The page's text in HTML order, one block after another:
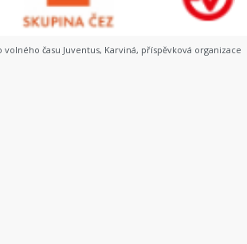
času Juventus, Karviná, příspěvková organizace